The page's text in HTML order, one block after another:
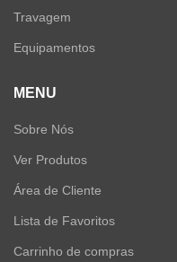
Travagem
Equipamentos
MENU
Sobre Nós
Ver Produtos
Área de Cliente
Lista de Favoritos
Carrinho de compras